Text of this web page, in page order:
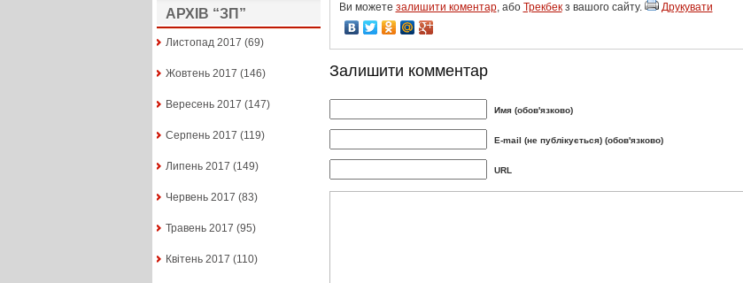
АРХІВ “ЗП”
Листопад 2017 (69)
Жовтень 2017 (146)
Вересень 2017 (147)
Серпень 2017 (119)
Липень 2017 (149)
Червень 2017 (83)
Травень 2017 (95)
Квітень 2017 (110)
Ви можете залишити коментар, або Трекбекз вашого сайту. Друкувати
Залишити комментар
Имя (обов'язково)
E-mail (не публікується) (обов'язково)
URL